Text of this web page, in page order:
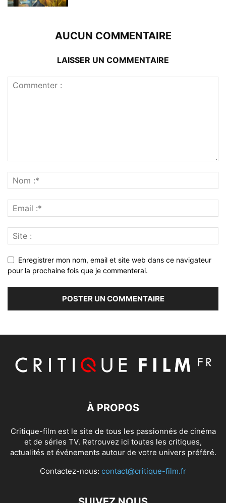
AUCUN COMMENTAIRE
LAISSER UN COMMENTAIRE
Enregistrer mon nom, email et site web dans ce navigateur
pour la prochaine fois que je commenterai.
À PROPOS
Critique-film est le site de tous les passionnés de cinéma
et de séries TV. Retrouvez ici toutes les critiques,
actualités et événements autour de votre univers préféré.
Contactez-nous: contact@critique-film.fr